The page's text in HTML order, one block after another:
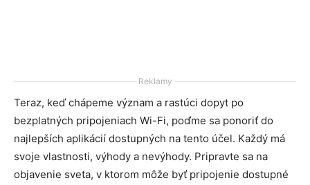
Reklamy
Teraz, keď chápeme význam a rastúci dopyt po
bezplatných pripojeniach Wi-Fi, poďme sa ponoriť do
najlepších aplikácií dostupných na tento účel. Každý má
svoje vlastnosti, výhody a nevýhody. Pripravte sa na
objavenie sveta, v ktorom môže byť pripojenie dostupné